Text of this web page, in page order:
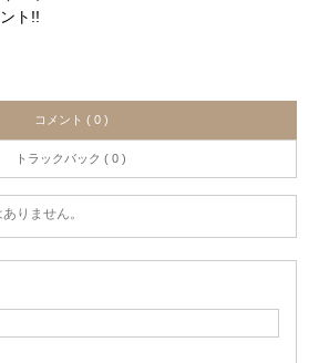
ト!!
コメント ( 0 )
トラックバック ( 0 )
りません。